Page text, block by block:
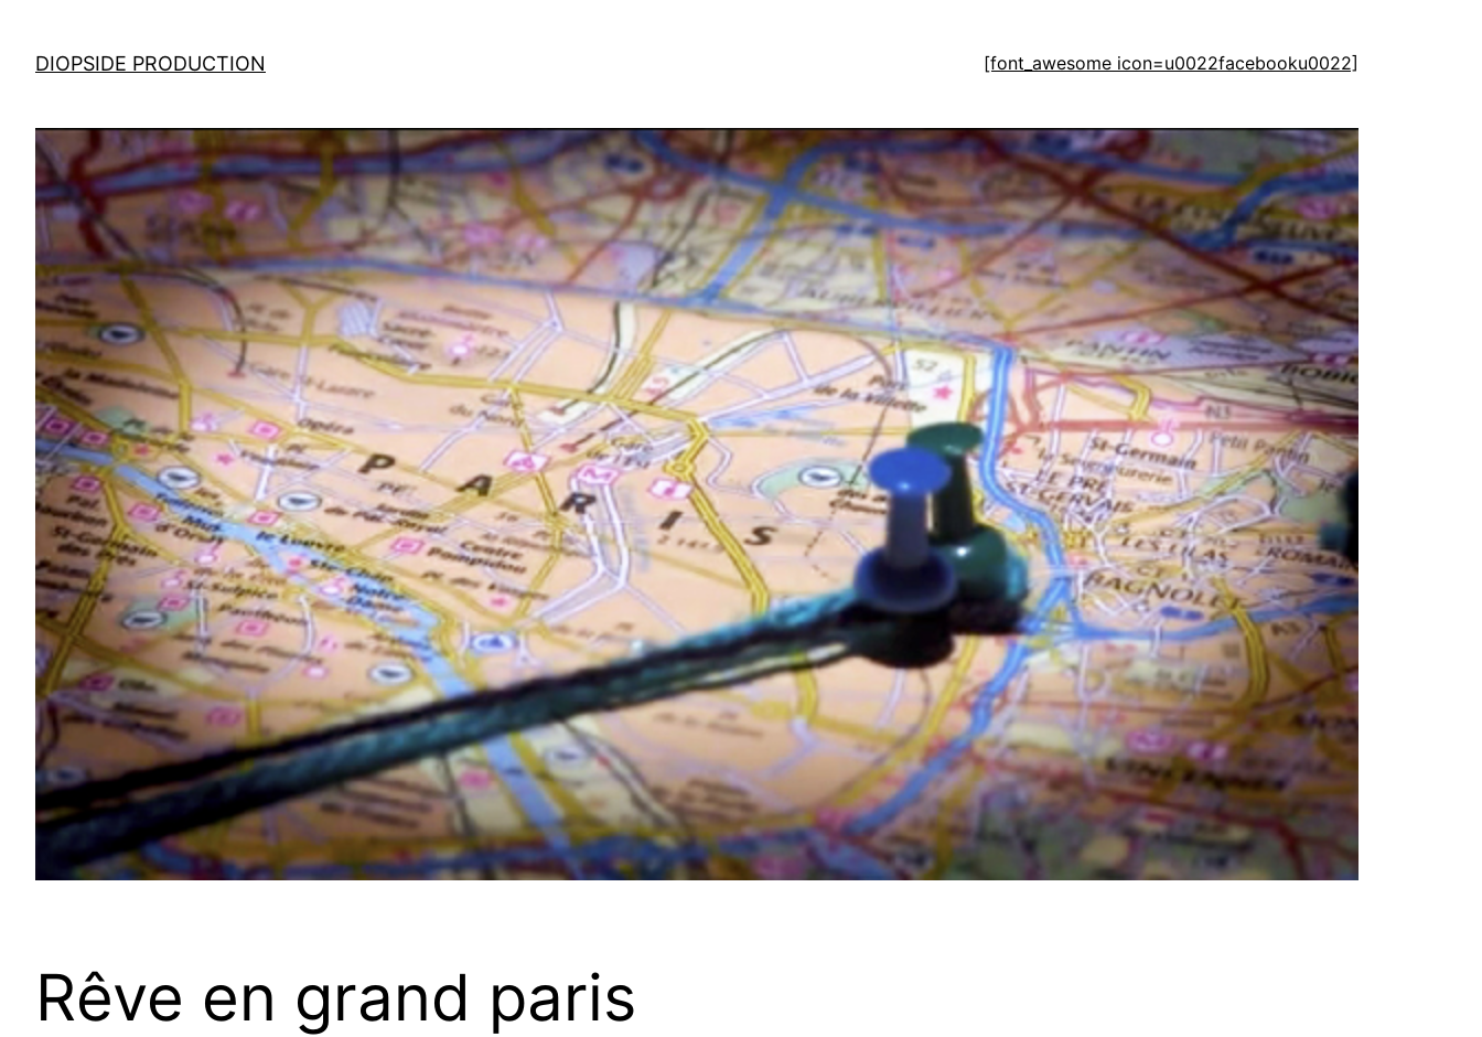
DIOPSIDE PRODUCTION [font_awesome icon=u0022facebooku0022]
Rêve en grand paris